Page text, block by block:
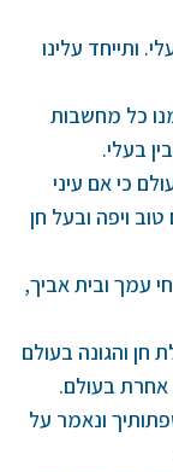
ותייחד עלינו
כל מחשבות
בעלי.
כי אם עיני
טוב ויפה ובעל חן
עמך ובית אביך,
חן והגונה בעולם
אחרת בעולם.
ונאמר על